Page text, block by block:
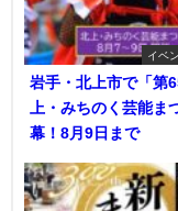
イベ
岩手・北上市で「第
上・みちのく芸能ま
幕！8月9日まで